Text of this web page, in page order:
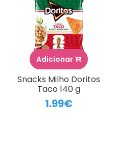
Adicionar
Snacks Milho Doritos
Taco 140 g
1.99€